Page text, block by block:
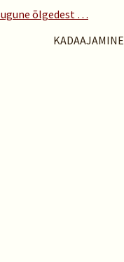
õlgedest …
KADAAJAMINE